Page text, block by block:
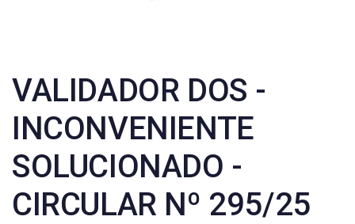
VALIDADOR DOS -
INCONVENIENTE
SOLUCIONADO -
CIRCULAR Nº 295/25
navigation